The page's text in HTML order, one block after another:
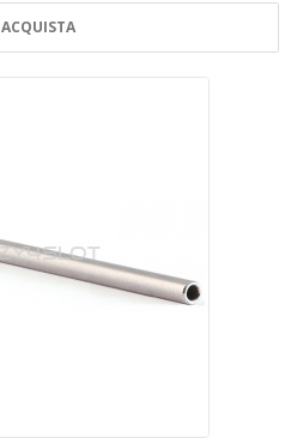
ACQUISTA